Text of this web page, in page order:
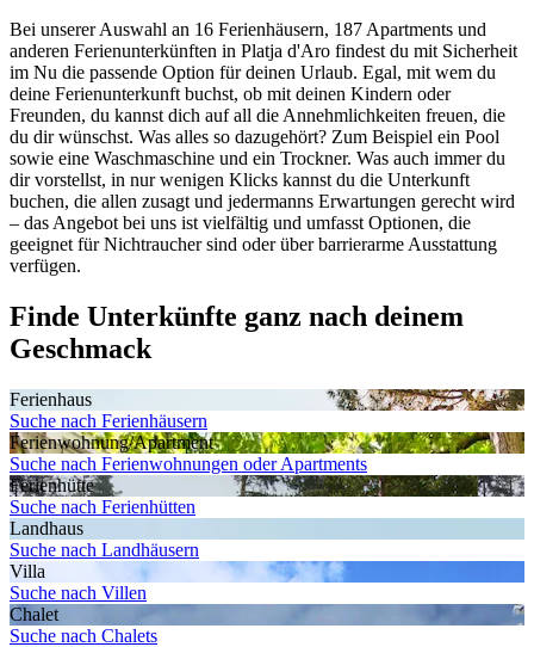
Bei unserer Auswahl an 16 Ferienhäusern, 187 Apartments und
anderen Ferienunterkünften in Platja d'Aro findest du mit Sicherheit
im Nu die passende Option für deinen Urlaub. Egal, mit wem du
deine Ferienunterkunft buchst, ob mit deinen Kindern oder
Freunden, du kannst dich auf all die Annehmlichkeiten freuen, die
du dir wünschst. Was alles so dazugehört? Zum Beispiel ein Pool
sowie eine Waschmaschine und ein Trockner. Was auch immer du
dir vorstellst, in nur wenigen Klicks kannst du die Unterkunft
buchen, die allen zusagt und jedermanns Erwartungen gerecht wird
– das Angebot bei uns ist vielfältig und umfasst Optionen, die
geeignet für Nichtraucher sind oder über barrierarme Ausstattung
verfügen.
Finde Unterkünfte ganz nach deinem
Geschmack
Ferienhaus
Suche nach Ferienhäusern
Ferienwohnung/Apartment
Suche nach Ferienwohnungen oder Apartments
Ferienhütte
Suche nach Ferienhütten
Landhaus
Suche nach Landhäusern
Villa
Suche nach Villen
Chalet
Suche nach Chalets